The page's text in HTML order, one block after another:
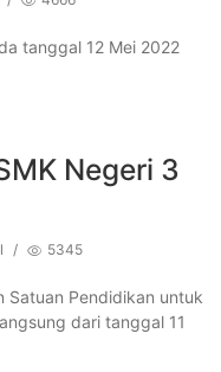
tanggal 12 Mei 2022
Negeri 3
/ 5345
Satuan Pendidikan untuk
dari tanggal 11